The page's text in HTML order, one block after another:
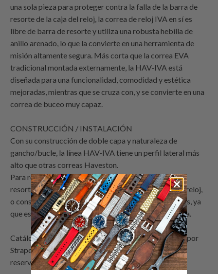
una sola pieza para proteger contra la falla de la barra de
resorte de la caja del reloj, la correa de reloj IVA en sí es
libre de barra de resorte y utiliza una robusta hebilla de
anillo arenado, lo que la convierte en una herramienta de
misión altamente segura. Más corta que la correa EVA
tradicional montada externamente, la HAV-IVA está
diseñada para una funcionalidad, comodidad y estética
mejoradas, mientras que se cruza con, y se convierte en una
correa de buceo muy capaz.
CONSTRUCCIÓN / INSTALACIÓN
Con su construcción de doble capa y naturaleza de
gancho/bucle, la línea HAV-IVA tiene un perfil lateral más
alto que otras correas Haveston.
Para relojes con un espacio limitado entre la barra de
resorte y la caja, instale las barras sobre la correa del reloj,
o considere barras curvas. No fuerce la correa a través, ya
que esto puede deteriorar la correa, las barras y la caja.
Catálogo de correas de reloj demostración de relojes por
Strapcode: Reloj IWC Big Pilot 5002 46mm 7 días de
reserva de marcha